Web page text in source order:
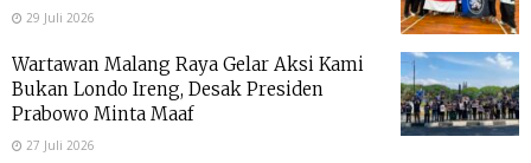
29 Juli 2026
Wartawan Malang Raya Gelar Aksi Kami
Bukan Londo Ireng, Desak Presiden
Prabowo Minta Maaf
27 Juli 2026